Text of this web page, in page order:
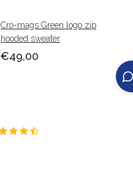
Cro-mags Green logo zip
hooded sweater
€49,00